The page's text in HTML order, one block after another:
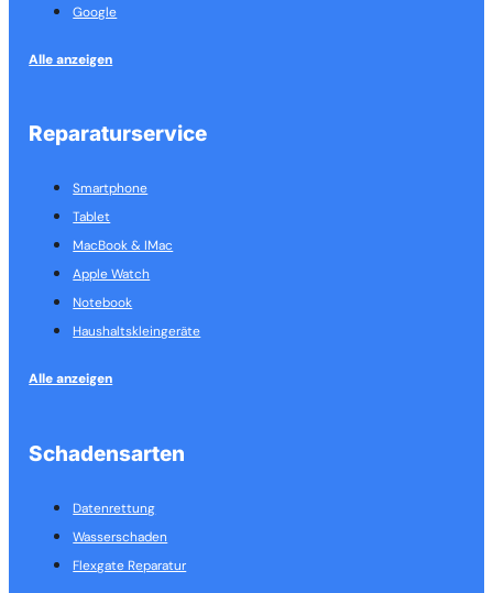
Google
Alle anzeigen
Reparaturservice
Smartphone
Tablet
MacBook & IMac
Apple Watch
Notebook
Haushalts­kleingeräte
Alle anzeigen
Schadensarten
Datenrettung
Wasserschaden
Flexgate Reparatur